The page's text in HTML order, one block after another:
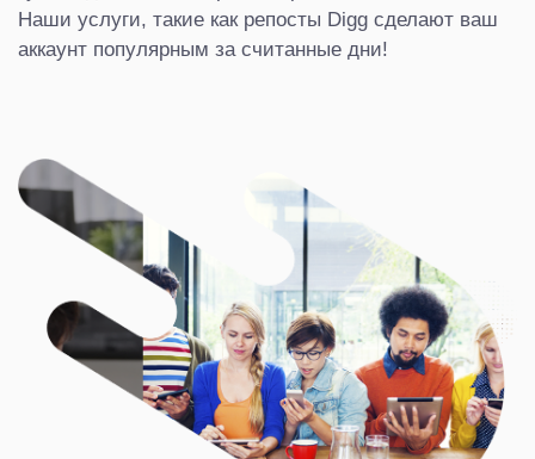
Наши услуги, такие как репосты Digg сделают ваш
аккаунт популярным за считанные дни!